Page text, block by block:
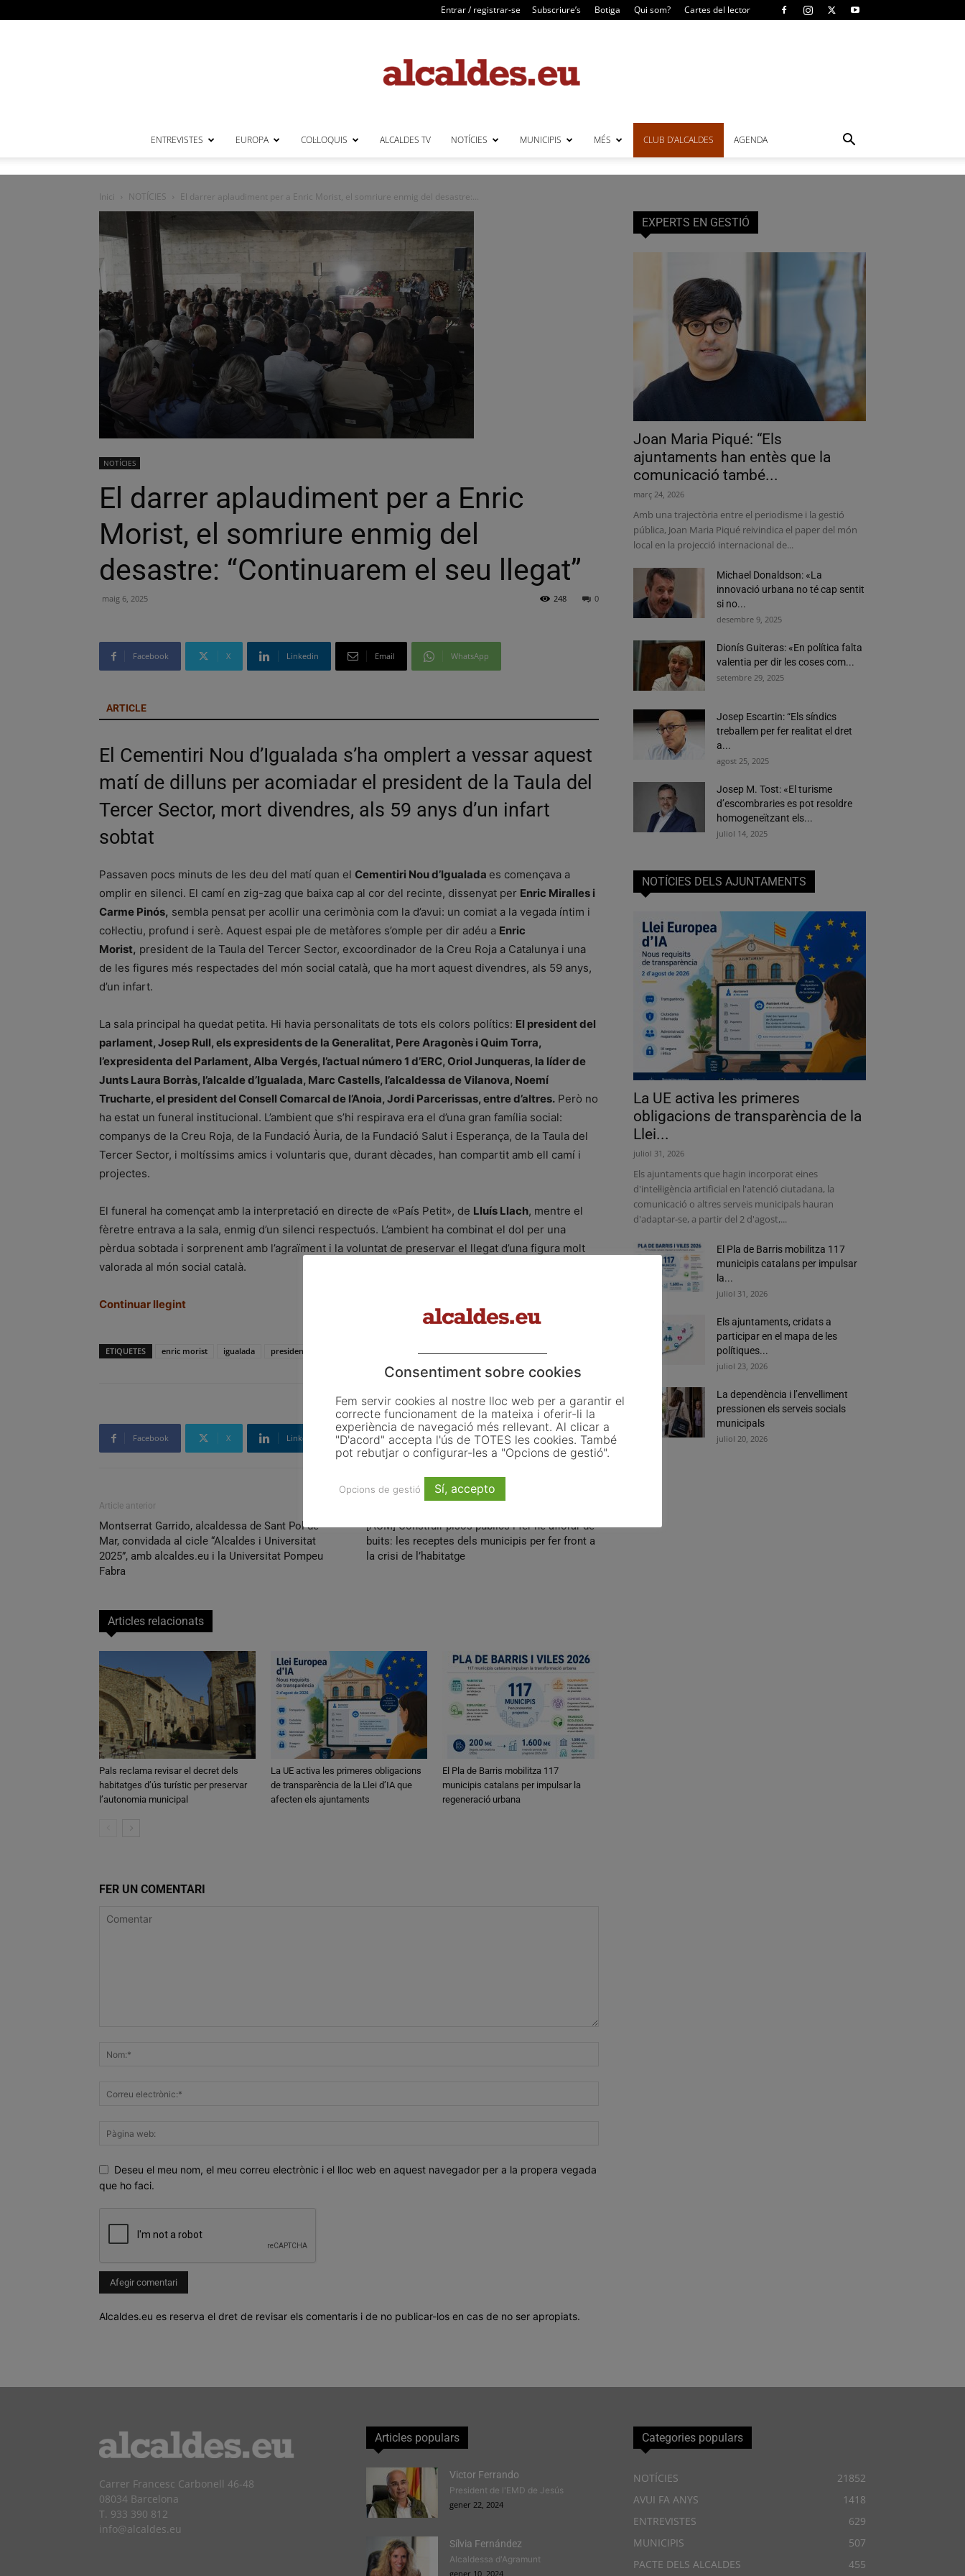
Entrar / registrar-se Subscriure’s Botiga Qui som? Cartes del lector
ENTREVISTES EUROPA COL·LOQUIS ALCALDES TV NOTÍCIES MUNICIPIS MÉS CLUB D’ALCALDES AGENDA
Inici NOTÍCIES El darrer aplaudiment per a Enric Morist, el somriure enmig del desastre:...
NOTÍCIES
El darrer aplaudiment per a Enric
Morist, el somriure enmig del
desastre: “Continuarem el seu llegat”
maig 6, 2025 0
248
Facebook X Linkedin Email WhatsApp
ARTICLE
El Cementiri Nou d’Igualada s’ha omplert a vessar aquest
matí de dilluns per acomiadar el president de la Taula del
Tercer Sector, mort divendres, als 59 anys d’un infart
sobtat
Passaven pocs minuts de les deu del matí quan el Cementiri Nou d’Igualada es començava a
omplir en silenci. El camí en zig-zag que baixa cap al cor del recinte, dissenyat per Enric Miralles i
Carme Pinós, sembla pensat per acollir una cerimònia com la d’avui: un comiat a la vegada íntim i
col·lectiu, profund i serè. Aquest espai ple de metàfores s’omple per dir adéu a Enric
Morist, president de la Taula del Tercer Sector, excoordinador de la Creu Roja a Catalunya i una
de les figures més respectades del món social català, que ha mort aquest divendres, als 59 anys,
d’un infart.
La sala principal ha quedat petita. Hi havia personalitats de tots els colors polítics: El president del
parlament, Josep Rull, els expresidents de la Generalitat, Pere Aragonès i Quim Torra,
l’expresidenta del Parlament, Alba Vergés, l’actual número 1 d’ERC, Oriol Junqueras, la líder de
Junts Laura Borràs, l’alcalde d’Igualada, Marc Castells, l’alcaldessa de Vilanova, Noemí
Trucharte, el president del Consell Comarcal de l’Anoia, Jordi Parcerissas, entre d’altres. Però no
ha estat un funeral institucional. L’ambient que s’hi respirava era el d’una gran família social:
companys de la Creu Roja, de la Fundació Àuria, de la Fundació Salut i Esperança, de la Taula del
Tercer Sector, i moltíssims amics i voluntaris que, durant dècades, han compartit amb ell camí i
projectes.
El funeral ha començat amb la interpretació en directe de «País Petit», de Lluís Llach, mentre el
fèretre entrava a la sala, enmig d’un silenci respectuós. L’ambient ha combinat el dol per una
pèrdua sobtada i sorprenent amb l’agraïment i la voluntat de preservar el llegat d’una figura molt
valorada al món social català.
Continuar llegint
ETIQUETES enric morist igualada president Taula Tercer Sector
Facebook X Linkedin Email WhatsApp
Article anterior
Montserrat Garrido, alcaldessa de Sant Pol de
Mar, convidada al cicle “Alcaldes i Universitat
2025”, amb alcaldes.eu i la Universitat Pompeu
Fabra
[ACM] Construir pisos públics i fer-ne aflorar de
buits: les receptes dels municipis per fer front a
la crisi de l’habitatge
Articles relacionats
Pals reclama revisar el decret dels
habitatges d’ús turístic per preservar
l’autonomia municipal
La UE activa les primeres obligacions
de transparència de la Llei d’IA que
afecten els ajuntaments
El Pla de Barris mobilitza 117
municipis catalans per impulsar la
regeneració urbana
FER UN COMENTARI
Deseu el meu nom, el meu correu electrònic i el lloc web en aquest navegador per a la propera vegada
que ho faci.
Alcaldes.eu es reserva el dret de revisar els comentaris i de no publicar-los en cas de no ser apropiats.
EXPERTS EN GESTIÓ
Joan Maria Piqué: “Els
ajuntaments han entès que la
comunicació també...
març 24, 2026
Amb una trajectòria entre el periodisme i la gestió
pública, Joan Maria Piqué reivindica el paper del món
local en la projecció internacional de...
Michael Donaldson: «La
innovació urbana no té cap sentit
si no...
desembre 9, 2025
Dionís Guiteras: «En política falta
valentia per dir les coses com...
setembre 29, 2025
Josep Escartin: “Els síndics
treballem per fer realitat el dret
a...
agost 25, 2025
Josep M. Tost: «El turisme
d’escombraries es pot resoldre
homogeneïtzant els...
juliol 14, 2025
NOTÍCIES DELS AJUNTAMENTS
La UE activa les primeres
obligacions de transparència de la
Llei...
juliol 31, 2026
Els ajuntaments que hagin incorporat eines
d'intel·ligència artificial en l'atenció ciutadana, la
comunicació o altres serveis municipals hauran
d'adaptar-se, a partir del 2 d'agost,...
El Pla de Barris mobilitza 117
municipis catalans per impulsar
la...
juliol 31, 2026
Els ajuntaments, cridats a
participar en el mapa de les
polítiques...
juliol 23, 2026
La dependència i l’envelliment
pressionen els serveis socials
municipals
juliol 20, 2026
Carrer Francesc Carbonell 46-48
08034 Barcelona
T. 933 390 812
info@alcaldes.eu
Articles populars
Victor Ferrando
President de l'EMD de Jesús
gener 22, 2024
Sílvia Fernández
Alcaldessa d'Agramunt
gener 10, 2024
Categories populars
NOTÍCIES
21852
AVUI FA ANYS
1418
ENTREVISTES
629
MUNICIPIS
507
PACTE DELS ALCALDES
455
Consentiment sobre cookies
Fem servir cookies al nostre lloc web per a garantir el
correcte funcionament de la mateixa i oferir-li la
experiència de navegació més rellevant. Al clicar a
"D'acord" accepta l'ús de TOTES les cookies. També
pot rebutjar o configurar-les a "Opcions de gestió".
Opcions de gestió Sí, accepto